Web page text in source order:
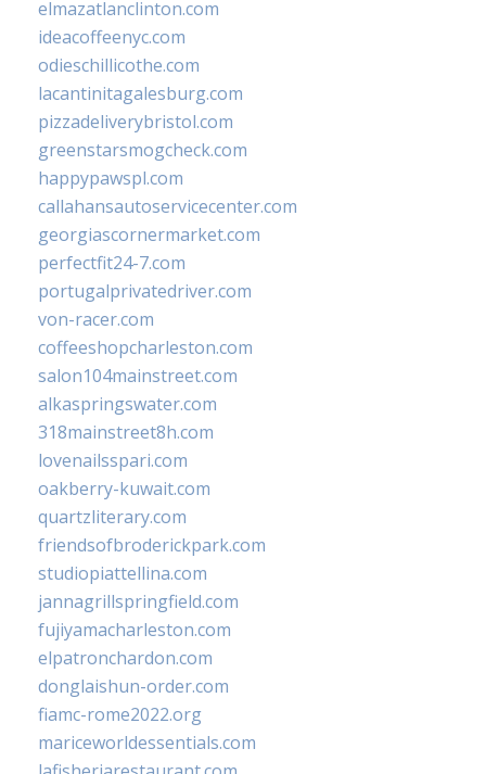
elmazatlanclinton.com
ideacoffeenyc.com
odieschillicothe.com
lacantinitagalesburg.com
pizzadeliverybristol.com
greenstarsmogcheck.com
happypawspl.com
callahansautoservicecenter.com
georgiascornermarket.com
perfectfit24-7.com
portugalprivatedriver.com
von-racer.com
coffeeshopcharleston.com
salon104mainstreet.com
alkaspringswater.com
318mainstreet8h.com
lovenailsspari.com
oakberry-kuwait.com
quartzliterary.com
friendsofbroderickpark.com
studiopiattellina.com
jannagrillspringfield.com
fujiyamacharleston.com
elpatronchardon.com
donglaishun-order.com
fiamc-rome2022.org
mariceworldessentials.com